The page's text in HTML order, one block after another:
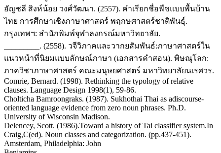
อัญชลี สิงห์น้อย วงศ์วัฒนา. (2557). คำเรียกชื่อพืชแบบพื้นบ้าน
ไทย การศึกษาเชิงภาษาศาสตร์ พฤกษศาสตร์ชาติพันธุ์.
กรุงเทพฯ: สำนักพิมพ์จุฬาลงกรณ์มหาวิทยาลัย.
_________. (2558). วจีวิภาคและวากยสัมพันธ์:ภาษาศาสตร์ใน
แนวหน้าที่นิยมแบบลักษณ์ภาษา (เอกสารคำสอน). พิษณุโลก:
ภาควิชาภาษาศาสตร์ คณะมนุษยศาสตร์ มหาวิทยาลัยนเรศวร.
Comrie, Bernard. (1998). Rethinking the typology of relative
clauses. Language Design 1998(1), 59-86.
Cholticha Bamroongraks. (1987). Sukhothai Thai as adiscourse-
oriented language evidence from zero noun phrases. Ph.D.
University of Wisconsin Madison.
Delencey, Scott. (1986).Toward a history of Tai classifier system.In
Craig,C(ed). Noun classes and categorization. (pp.437-451).
Amsterdam, Philadelphia: John